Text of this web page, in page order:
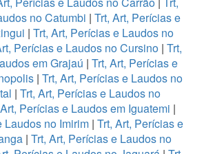
no Catumbi | Trt, Art, Perícias e
| Trt, Art, Perícias e Laudos no
Perícias e Laudos no Cursino | Trt,
em Grajaú | Trt, Art, Perícias e
| Trt, Art, Perícias e Laudos no
| Trt, Art, Perícias e Laudos no
Perícias e Laudos em Iguatemi |
Laudos no Imirim | Trt, Art, Perícias e
| Trt, Art, Perícias e Laudos no